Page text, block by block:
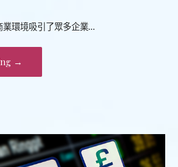
環境吸引了眾多企業…
→